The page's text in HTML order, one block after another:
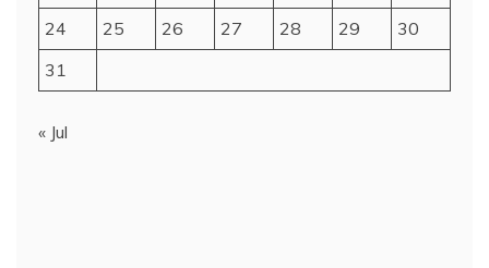
24
25 26 27 28 29
30
31
« Jul